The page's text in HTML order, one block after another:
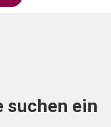
suchen ein